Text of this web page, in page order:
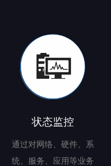
状态监控
通过对网络、硬件、系
统、服务、应用等业务